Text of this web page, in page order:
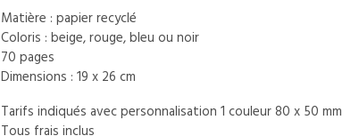
Matière : papier recyclé
Coloris : beige, rouge, bleu ou noir
70 pages
Dimensions : 19 x 26 cm
Tarifs indiqués avec personnalisation 1 couleur 80 x 50 mm
Tous frais inclus